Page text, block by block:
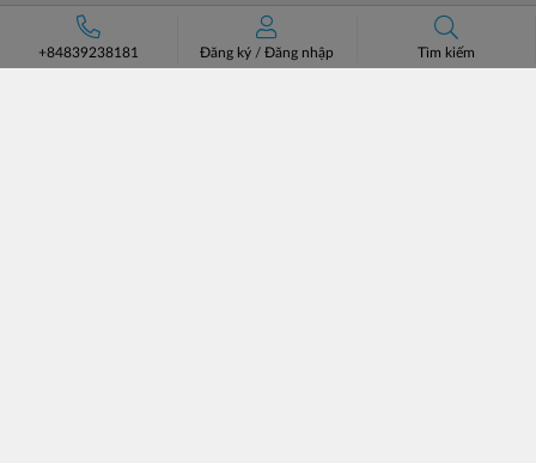
ĐĂNG KÝ NHẬN BẢN TIN
+84839238181 Đăng ký /Đăng nhập Tìm kiếm